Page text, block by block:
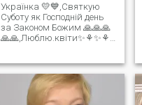
Українка 💛💙,Святкую
Суботу як Господній день
за Законом Божим 🙏🙏🙏
🙏🙏,Люблю.квіти✨️⚘️✨️⚘️